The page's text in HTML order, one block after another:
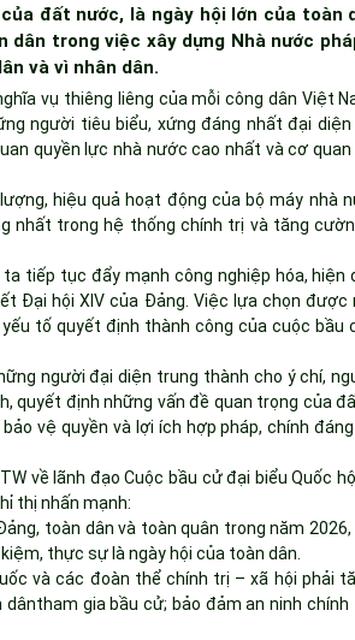
đất nước, là ngày hội lớn của toàn
dân trong việc xây dựng Nhà nước
và vì nhân dân.
vụ thiêng liêng của mỗi công dân Việt
người tiêu biểu, xứng đáng nhất đại diện
quyền lực nhà nước cao nhất và cơ quan
hiệu quả hoạt động của bộ máy nhà
nhất trong hệ thống chính trị và tăng
tiếp tục đẩy mạnh công nghiệp hóa, hiện
Đại hội XIV của Đảng. Việc lựa chọn được
tố quyết định thành công của cuộc bầu
người đại diện trung thành cho ý chí,
quyết định những vấn đề quan trọng của
vệ quyền và lợi ích hợp pháp, chính
về lãnh đạo Cuộc bầu cử đại biểu Quốc
thị nhấn mạnh:
toàn dân và toàn quân trong năm
thực sự là ngày hội của toàn dân.
và các đoàn thể chính trị – xã hội phải
gia bầu cử; bảo đảm an ninh